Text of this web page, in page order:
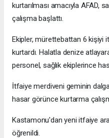
kurtarılması amacıyla AFAD,
çalışma başlattı.
Ekipler, mürettebattan 6 kişiyi
kurtardı. Halatla denize
personel, sağlık ekiplerince
İtfaiye merdiveni geminin
hasar görünce kurtarma
Kastamonu'dan yeni itfaiye
öğrenildi.